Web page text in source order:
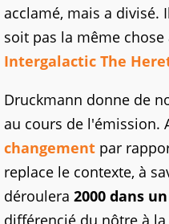
acclamé, mais a divisé.
soit pas la même
Intergalactic The
Druckmann donne de
au cours de l'émission.
changement par
replace le contexte, à
déroulera 2000 dans
différencié du nôtre à la